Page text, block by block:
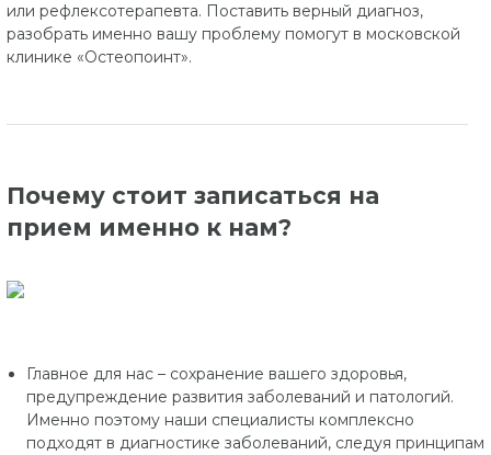
или рефлексотерапевта. Поставить верный диагноз,
разобрать именно вашу проблему помогут в московской
клинике «Остеопоинт».
Почему стоит записаться на
прием именно к нам?
Главное для нас – сохранение вашего здоровья,
предупреждение развития заболеваний и патологий.
Именно поэтому наши специалисты комплексно
подходят в диагностике заболеваний, следуя принципам